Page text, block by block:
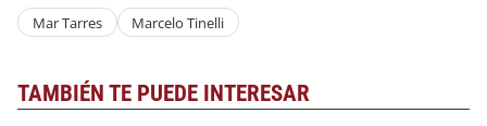
Mar Tarres Marcelo Tinelli
TAMBIÉN TE PUEDE INTERESAR